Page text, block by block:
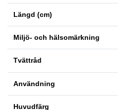
Längd (cm)
Miljö- och hälsomärkning
Tvättråd
Användning
Huvudfärg